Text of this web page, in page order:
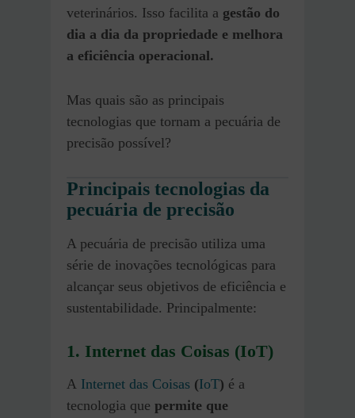
veterinários. Isso facilita a gestão do
dia a dia da propriedade e melhora
a eficiência operacional.
Mas quais são as principais
tecnologias que tornam a pecuária de
precisão possível?
Principais tecnologias da
pecuária de precisão
A pecuária de precisão utiliza uma
série de inovações tecnológicas para
alcançar seus objetivos de eficiência e
sustentabilidade. Principalmente:
1. Internet das Coisas (IoT)
A Internet das Coisas (IoT) é a
tecnologia que permite que